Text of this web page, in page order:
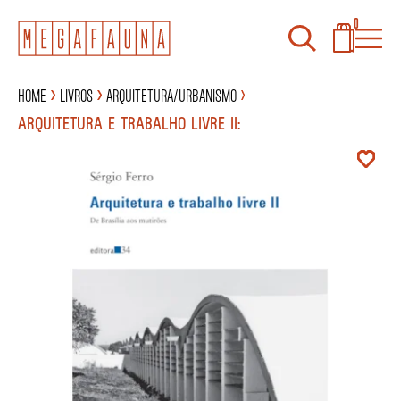
0
Home Livros
Arquitetura/Urbanismo
ARQUITETURA E TRABALHO LIVRE II: